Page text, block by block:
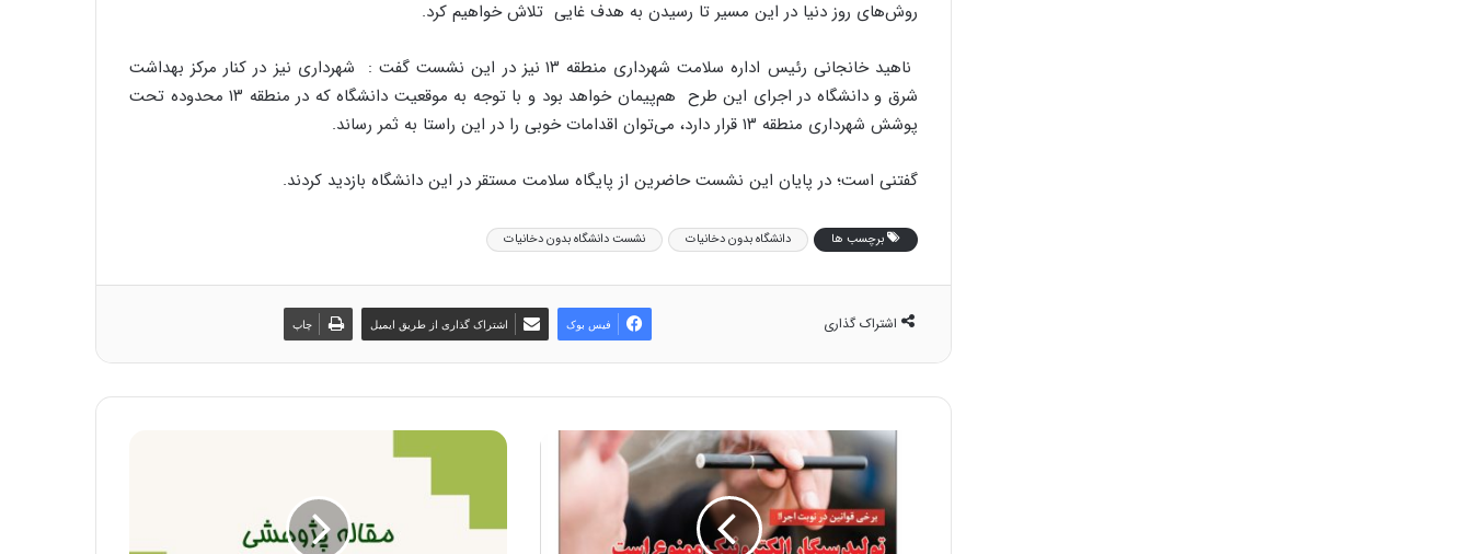
روش‌های روز دنیا در این مسیر تا رسیدن به هدف غایی تلاش خواهیم کرد.
ناهید خانجانی رئیس اداره سلامت شهرداری منطقه ۱۳ نیز در این نشست گفت : شهرداری نیز در کنار مرکز بهداشت
شرق و دانشگاه در اجرای این طرح هم‌پیمان خواهد بود و با توجه به موقعیت دانشگاه که در منطقه ۱۳ محدوده تحت
پوشش شهرداری منطقه ۱۳ قرار دارد، می‌توان اقدامات خوبی را در این راستا به ثمر رساند.
گفتنی است؛ در پایان این نشست حاضرین از پایگاه سلامت مستقر در این دانشگاه بازدید کردند.
برچسب ها دانشگاه بدون دخانیات نشست دانشگاه بدون دخانیات
اشتراک گذاری فیس بوک اشتراک گذاری از طریق ایمیل چاپ